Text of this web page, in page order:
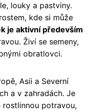
louky a pastviny.
kde si může
je aktivní především
Živí se semeny,
obratlovci.
Asii a Severní
a v zahradách. Je
potravou,